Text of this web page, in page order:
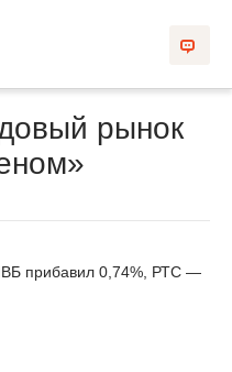
рынок
прибавил 0,74%, РТС —